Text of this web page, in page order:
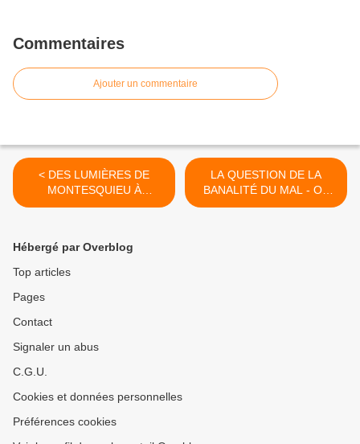
Commentaires
Ajouter un commentaire
< DES LUMIÈRES DE
MONTESQUIEU À
L’AMOUR DU MONDE DE
LA QUESTION DE LA
BANALITÉ DU MAL - Où
comprendre n'est pas
Hébergé par Overblog
Top articles
Pages
Contact
Signaler un abus
C.G.U.
Cookies et données personnelles
Préférences cookies